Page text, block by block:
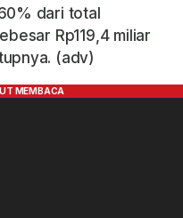
dari total
Rp119,4 miliar
(adv)